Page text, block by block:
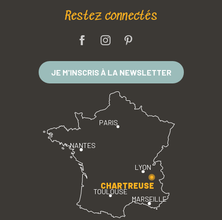
Restez connectés
JE M'INSCRIS À LA NEWSLETTER
PARIS
LYON
TOULOUSE
MARSEILLE
NANTES
CHARTREUSE